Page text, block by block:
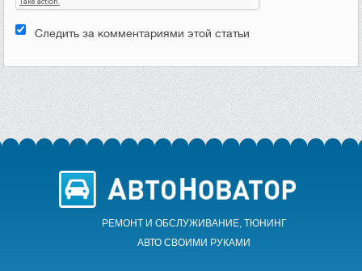
Следить за комментариями этой статьи
РЕМОНТ И ОБСЛУЖИВАНИЕ, ТЮНИНГ
АВТО CВОИМИ РУКАМИ